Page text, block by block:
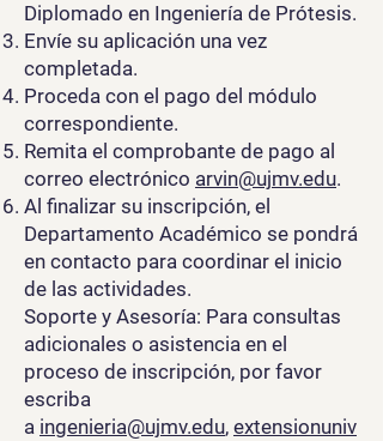
Diplomado en Ingeniería de Prótesis.
Envíe su aplicación una vez
completada.
Proceda con el pago del módulo
correspondiente.
Remita el comprobante de pago al
correo electrónico arvin@ujmv.edu.
Al finalizar su inscripción, el
Departamento Académico se pondrá
en contacto para coordinar el inicio
de las actividades.
Soporte y Asesoría: Para consultas
adicionales o asistencia en el
proceso de inscripción, por favor
escriba
a ingenieria@ujmv.edu, extensionuniv